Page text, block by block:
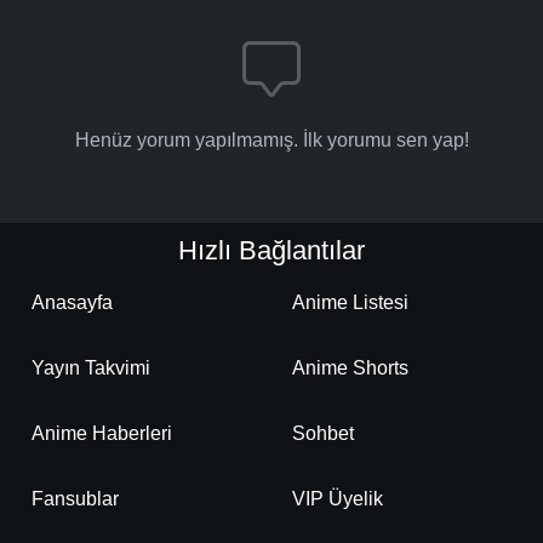
Henüz yorum yapılmamış. İlk yorumu sen yap!
Hızlı Bağlantılar
Anasayfa Anime Listesi
Yayın Takvimi Anime Shorts
Anime Haberleri Sohbet
Fansublar VIP Üyelik